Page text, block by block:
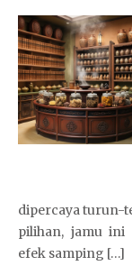
dipercaya turun-
pilihan, jamu ini
efek samping […]